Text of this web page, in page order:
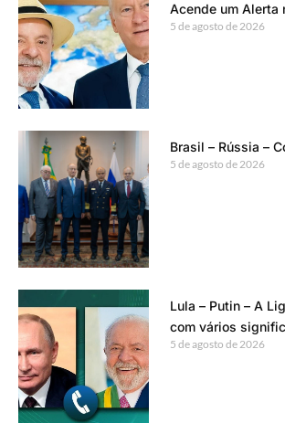
Acende um Alerta
5 de agosto de 2026
Brasil – Rússia –
5 de agosto de 2026
Lula – Putin – A
com vários
5 de agosto de 2026